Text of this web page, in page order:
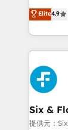
business,
working
complex use cases
Onboarding
Certified
process-
so
feels easy and
and
Reviews
helps the
Elite4.9
Six &
提供元：